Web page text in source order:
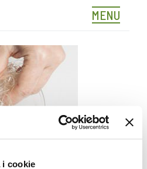
i cookie
MENU